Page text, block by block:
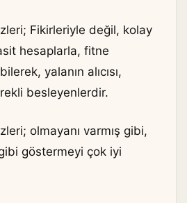
Fikirleriyle değil, kolay
hesaplarla, fitne
yalanın alıcısı,
besleyenlerdir.
olmayanı varmış gibi,
göstermeyi çok iyi